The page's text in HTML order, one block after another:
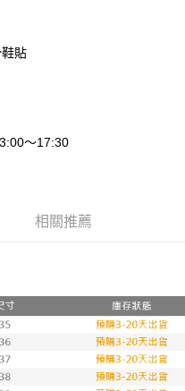
櫃 查看運費
貼
～17:30
相關推薦